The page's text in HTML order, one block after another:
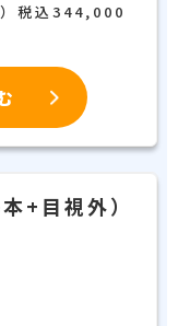
税込344,000
+目視外）